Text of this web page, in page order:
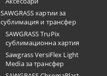
SAWGRASS хартии за
сублимация и трансфер
SAWGRASS TruPix
сублимационна хартия
Sawgrass VersiFlex Light
Media за трансфер